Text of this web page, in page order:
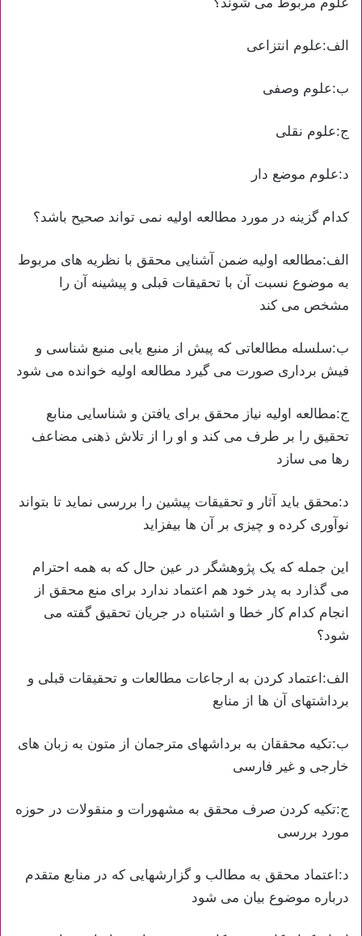
الف:علوم انتزاعی
ب:علوم وصفی
ج:علوم نقلی
د:علوم موضع دار
کدام گزینه در مورد مطالعه اولیه نمی تواند صحیح باشد؟
الف:مطالعه اولیه ضمن آشنایی محقق با نظریه های مربوط
به موضوع نسبت آن با تحقیقات قبلی و پیشینه آن را
مشخص می کند
ب:سلسله مطالعاتی که پیش از منبع یابی منبع شناسی و
فیش برداری صورت می گیرد مطالعه اولیه خوانده می شود
ج:مطالعه اولیه نیاز محقق برای یافتن و شناسایی منابع
تحقیق را بر طرف می کند و او را از تلاش ذهنی مضاعف
رها می سازد
د:محقق باید آثار و تحقیقات پیشین را بررسی نماید تا بتواند
نوآوری کرده و چیزی بر آن ها بیفزاید
این جمله که یک پژوهشگر در عین حال که به همه احترام
می گذارد به پدر خود هم اعتماد ندارد برای منع محقق از
انجام کدام کار خطا و اشتباه در جریان تحقیق گفته می
شود؟
الف:اعتماد کردن به ارجاعات مطالعات و تحقیقات قبلی و
برداشتهای آن ها از منابع
ب:تکیه محققان به برداشهای مترجمان از متون به زبان های
خارجی و غیر فارسی
ج:تکیه کردن صرف محقق به مشهورات و منقولات در حوزه
مورد بررسی
د:اعتماد محقق به مطالب و گزارشهایی که در منابع متقدم
درباره موضوع بیان می شود